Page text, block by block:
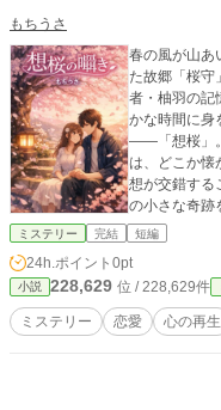
もちうさ
春の風が山
た故郷「桜守
者・柚羽の記
かな時間に身を置くこ
――「想桜」
は、どこか懐
想が交錯する
の小さな奇跡を見つ
戻すことはで
ミステリー 完結 短編
24h.ポイント 0pt
小説 228,629 位 / 228,629件
ミステリー 恋愛 心の再生